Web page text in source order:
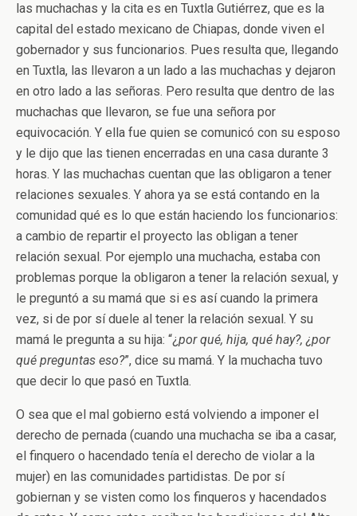
las muchachas y la cita es en Tuxtla Gutiérrez, que es la
capital del estado mexicano de Chiapas, donde viven el
gobernador y sus funcionarios. Pues resulta que, llegando
en Tuxtla, las llevaron a un lado a las muchachas y dejaron
en otro lado a las señoras. Pero resulta que dentro de las
muchachas que llevaron, se fue una señora por
equivocación. Y ella fue quien se comunicó con su esposo
y le dijo que las tienen encerradas en una casa durante 3
horas. Y las muchachas cuentan que las obligaron a tener
relaciones sexuales. Y ahora ya se está contando en la
comunidad qué es lo que están haciendo los funcionarios:
a cambio de repartir el proyecto las obligan a tener
relación sexual. Por ejemplo una muchacha, estaba con
problemas porque la obligaron a tener la relación sexual, y
le preguntó a su mamá que si es así cuando la primera
vez, si de por sí duele al tener la relación sexual. Y su
mamá le pregunta a su hija: “¿por qué, hija, qué hay?, ¿por
qué preguntas eso?”, dice su mamá. Y la muchacha tuvo
que decir lo que pasó en Tuxtla.
O sea que el mal gobierno está volviendo a imponer el
derecho de pernada (cuando una muchacha se iba a casar,
el finquero o hacendado tenía el derecho de violar a la
mujer) en las comunidades partidistas. De por sí
gobiernan y se visten como los finqueros y hacendados